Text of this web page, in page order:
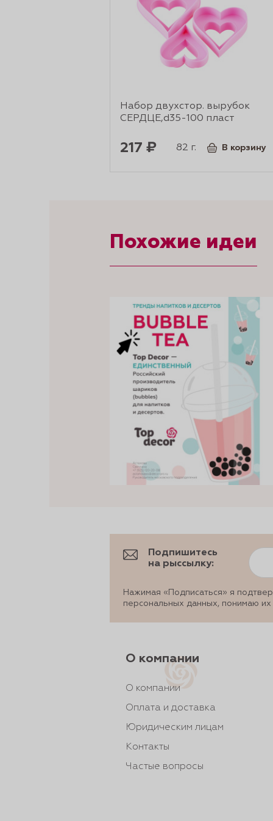
Набор двухстор. вырубок
СЕРДЦЕ,d35-100 пласт
217 ₽ 82 г. В корзину
Похожие идеи
Подпишитесь
на рыссылку:
Нажимая «Подписаться» я
персональных данных, понимаю
О компании
О компании
Оплата и доставка
Юридическим лицам
Контакты
Частые вопросы